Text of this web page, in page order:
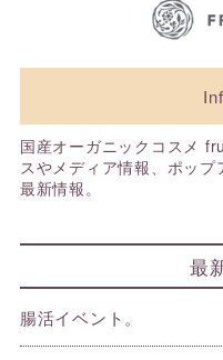
国産オーガニックコスメ
スやメディア情報、ポッ
最新情報。
最
腸活イベント。